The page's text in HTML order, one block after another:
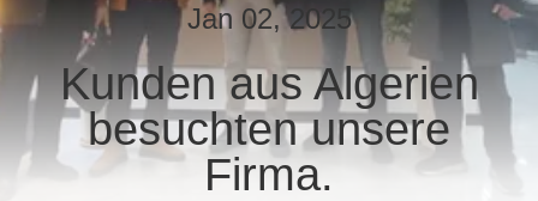
TRETEN
SIE
MIT
UNS
Jan 02, 2025
Kunden aus Algerien
besuchten unsere
Firma.